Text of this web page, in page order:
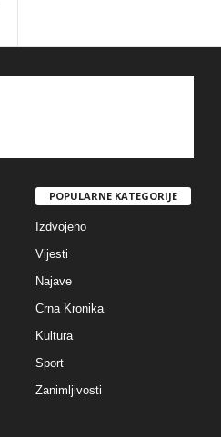
POPULARNE KATEGORIJE
Izdvojeno
Vijesti
Najave
Crna Kronika
Kultura
Sport
Zanimljivosti